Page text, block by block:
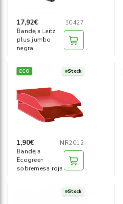
Seguridad
Material Escolar
17,92€
50427
Bandeja Leitz
plus jumbo
negra
ECO Stock
1,90€
NR2012
Bandeja
Ecogreen
sobremesa roja
Stock